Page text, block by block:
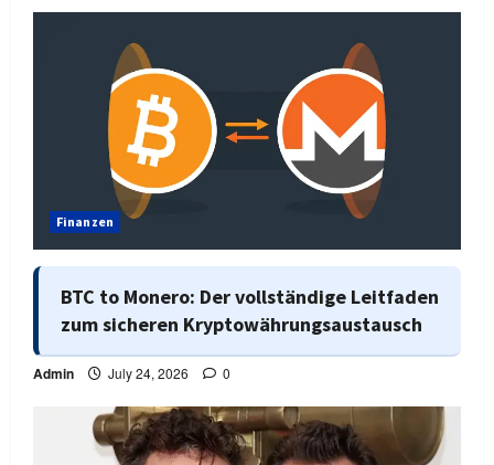
Finanzen
BTC to Monero: Der vollständige Leitfaden
zum sicheren Kryptowährungsaustausch
Admin July 24, 2026 0